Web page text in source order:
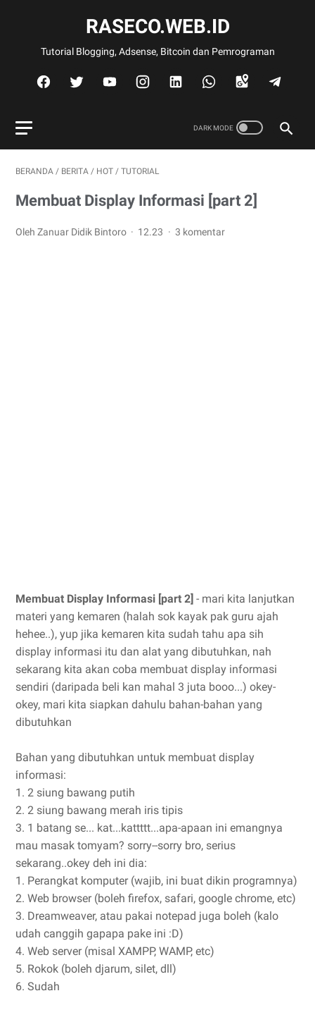
RASECO.WEB.ID
Tutorial Blogging, Adsense, Bitcoin dan Pemrograman
BERANDA / BERITA / HOT / TUTORIAL
Membuat Display Informasi [part 2]
Oleh Zanuar Didik Bintoro 12.23 3 komentar
Membuat Display Informasi [part 2] - mari kita lanjutkan
materi yang kemaren (halah sok kayak pak guru ajah
hehee..), yup jika kemaren kita sudah tahu apa sih
display informasi itu dan alat yang dibutuhkan, nah
sekarang kita akan coba membuat display informasi
sendiri (daripada beli kan mahal 3 juta booo...) okey-
okey, mari kita siapkan dahulu bahan-bahan yang
dibutuhkan
Bahan yang dibutuhkan untuk membuat display
informasi:
1. 2 siung bawang putih
2. 2 siung bawang merah iris tipis
3. 1 batang se... kat...kattttt...apa-apaan ini emangnya
mau masak tomyam? sorry--sorry bro, serius
sekarang..okey deh ini dia:
1. Perangkat komputer (wajib, ini buat dikin programnya)
2. Web browser (boleh firefox, safari, google chrome, etc)
3. Dreamweaver, atau pakai notepad juga boleh (kalo
udah canggih gapapa pake ini :D)
4. Web server (misal XAMPP, WAMP, etc)
5. Rokok (boleh djarum, silet, dll)
6. Sudah